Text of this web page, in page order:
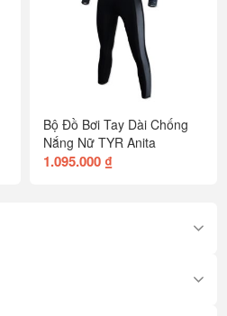
Bộ Đồ Bơi Tay Dài Chống
Nắng Nữ TYR Anita
1.095.000 ₫